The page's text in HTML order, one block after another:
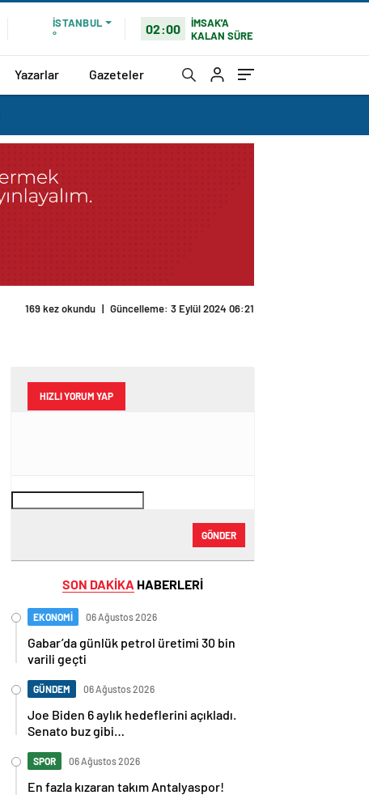
İSTANBUL
°
02:00
İMSAK'A
KALAN SÜRE
Yazarlar Gazeteler
169 kez okundu | Güncelleme: 3 Eylül 2024 06:21
HIZLI YORUM YAP
GÖNDER
SON DAKİKA HABERLERİ
EKONOMİ 06 Ağustos 2026
Gabar’da günlük petrol üretimi 30 bin
varili geçti
GÜNDEM 06 Ağustos 2026
Joe Biden 6 aylık hedeflerini açıkladı.
Senato buz gibi…
SPOR 06 Ağustos 2026
En fazla kızaran takım Antalyaspor!